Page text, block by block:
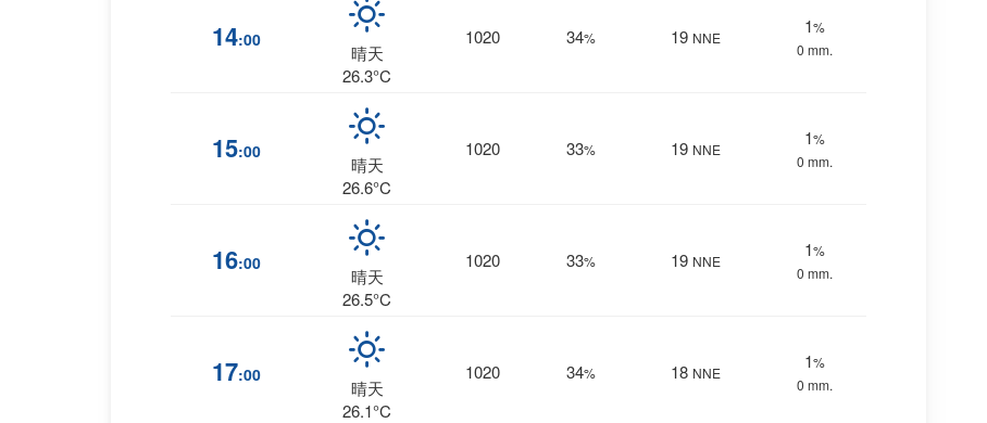
14:00
晴天
26.3°C
1020 34% 19 NNE
1%
0 mm.
15:00
晴天
26.6°C
1020 33% 19 NNE
1%
0 mm.
16:00
晴天
26.5°C
1020 33% 19 NNE
1%
0 mm.
17:00
晴天
26.1°C
1020 34% 18 NNE
1%
0 mm.